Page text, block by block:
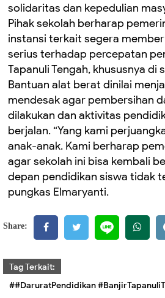
solidaritas dan kepedulian
Pihak sekolah berharap
instansi terkait segera
serius terhadap percepatan
Tapanuli Tengah, khususnya di
Bantuan alat berat dinilai
mendesak agar pembersihan
dilakukan dan aktivitas
berjalan. “Yang kami
anak-anak. Kami berharap
agar sekolah ini bisa kembali
depan pendidikan siswa tidak
pungkas Elmaryanti.
Share:
Tag Terkait:
##DaruratPendidikan